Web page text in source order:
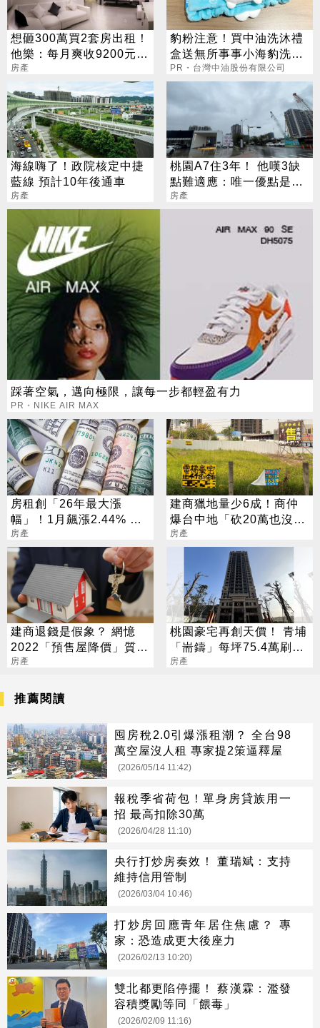
想砸300萬買2套房出租！
他樂：每月爽收9200元
網一看急勸
房產
豹粉注意！買中油洗沐禮
盒送無所事事小海豹洗臉
髮帶
PR・台灣中油股份有限公司
海線嗨了！政院核定中捷
藍線 預計10年後通車
房產
桃園A7住3年！ 他嘆3缺
點難適應：唯一優點是房
價
房產
踩著空氣，邁向極限，讓每一步都輕盈有力
PR・NIKE AIR MAX
房租創「26年最大漲
幅」！1月飆漲2.44% 通
膨壓力發酵
房產
建商獵地量少6成！商仲
爆台中地「砍20萬也沒人
買」
房產
建商退錢是假象？ 網憶
2022「預售屋降價」質
疑：騙鬆綁
房產
桃園豪宅再創天價！ 青埔
「耑鑄」每坪75.4萬刷新
紀錄
房產
推薦閱讀
囤房稅2.0引爆漲租潮？ 全台98
萬空屋沒人租 專家提2策逼釋屋
(2026/05/14 11:42)
報稅季省荷包！單身房貸族用一
招 最高扣除30萬
(2026/04/28 11:10)
央行打炒房奏效！ 董瑞斌：支持
維持信用管制
(2026/03/04 10:46)
打炒房回應青年居住焦慮？ 專
家：恐造成更大後座力
(2026/02/13 10:20)
雙北都更陷停擺！ 蔡漢霖：濫發
容積獎勵等同「餵毒」
(2026/02/09 11:16)